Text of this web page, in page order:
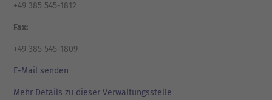
+49 385 545-1812
Fax:
+49 385 545-1809
E-Mail senden
Mehr Details zu dieser Verwaltungsstelle